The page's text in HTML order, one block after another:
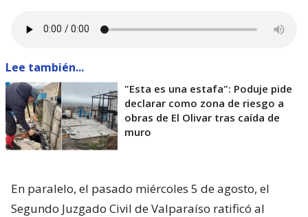
Lee también...
"Esta es una estafa": Poduje pide
declarar como zona de riesgo a
obras de El Olivar tras caída de
muro
En paralelo, el pasado miércoles 5 de agosto, el
Segundo Juzgado Civil de Valparaíso ratificó al